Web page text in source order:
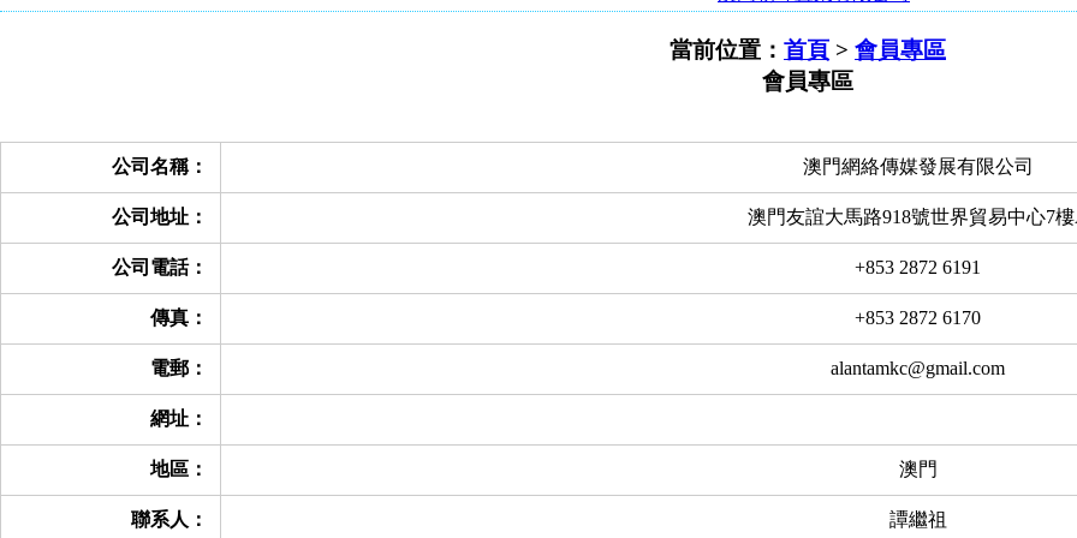
當前位置： 首頁 > 會員專區
會員專區
公司名稱： 澳門網絡傳媒發展有限公司
公司地址： 澳門友誼大馬路918號世界貿易中心7
公司電話： +853 2872 6191
傳真： +853 2872 6170
電郵： alantamkc@gmail.com
網址：
地區： 澳門
聯系人： 譚繼祖